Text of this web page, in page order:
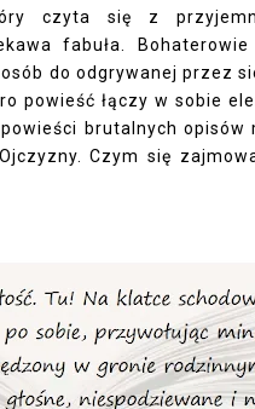
czyta się z
fabuła.
do odgrywanej przez
powieść łączy w sobie
brutalnych opisów
Czym się